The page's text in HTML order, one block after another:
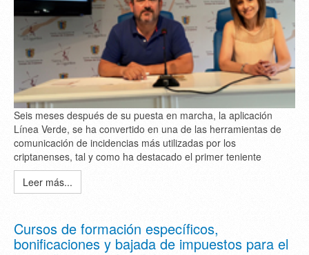
Seis meses después de su puesta en marcha, la aplicación
Línea Verde, se ha convertido en una de las herramientas de
comunicación de incidencias más utilizadas por los
criptanenses, tal y como ha destacado el primer teniente
Leer más...
Cursos de formación específicos,
bonificaciones y bajada de impuestos para el